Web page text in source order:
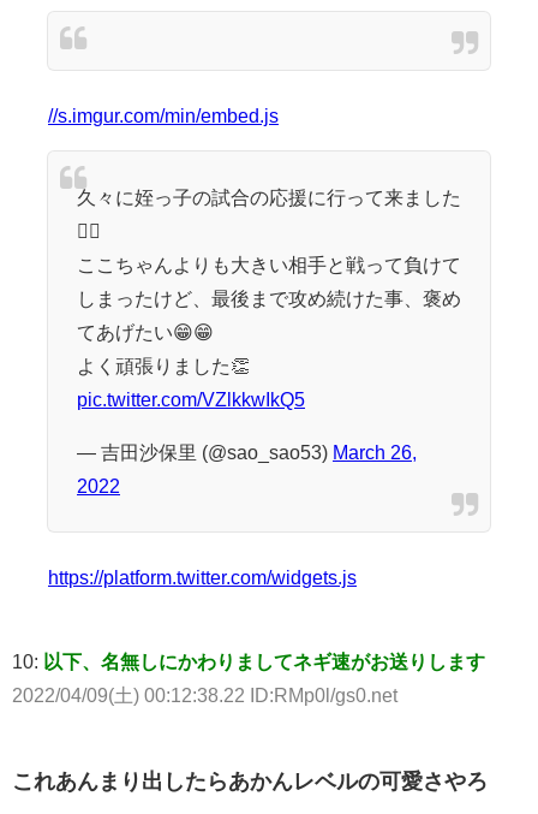
//s.imgur.com/min/embed.js
久々に姪っ子の試合の応援に行って来ました
🤼‍♂️
ここちゃんよりも大きい相手と戦って負けて
しまったけど、最後まで攻め続けた事、褒め
てあげたい😁😁
よく頑張りました👏
pic.twitter.com/VZlkkwIkQ5
— 吉田沙保里 (@sao_sao53) March 26,
2022
https://platform.twitter.com/widgets.js
10: 以下、名無しにかわりましてネギ速がお送りします
2022/04/09(土) 00:12:38.22 ID:RMp0l/gs0.net
これあんまり出したらあかんレベルの可愛さやろ